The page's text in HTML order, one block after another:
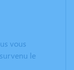
vous
le